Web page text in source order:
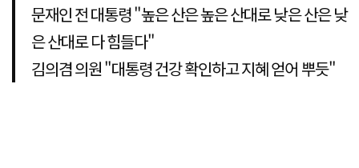
문재인 전 대통령 "높은 산은 높은 산대로 낮은 산은 낮
은 산대로 다 힘들다"
김의겸 의원 "대통령 건강 확인하고 지혜 얻어 뿌듯"